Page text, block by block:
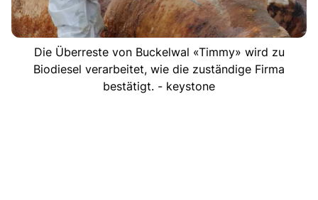
Die Überreste von Buckelwal «Timmy» wird zu
Biodiesel verarbeitet, wie die zuständige Firma
bestätigt. - keystone